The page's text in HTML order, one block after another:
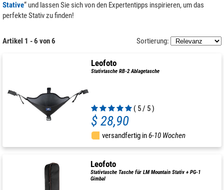
Stative“ und lassen Sie sich von den Expertentipps inspirieren, um das
perfekte Stativ zu finden!
Artikel 1 - 6 von 6 Sortierung:
Leofoto
Stativtasche RB-2 Ablagetasche
( 5 / 5 )
$ 28,90
versandfertig in6-10 Wochen
Leofoto
Stativtasche Tasche für LM Mountain Stativ + PG-1
Gimbal